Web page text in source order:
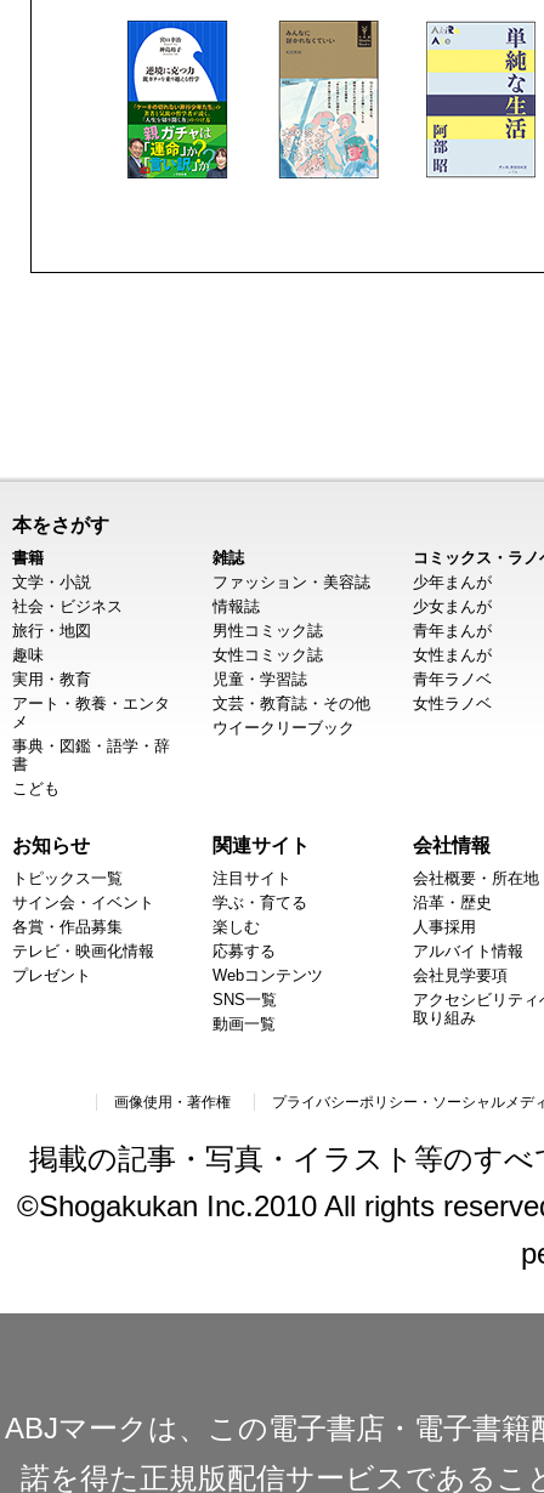
本をさがす
書籍
文学・小説
社会・ビジネス
旅行・地図
趣味
実用・教育
アート・教養・エンタ
メ
事典・図鑑・語学・辞
書
こども
雑誌
ファッション・美容誌
情報誌
男性コミック誌
女性コミック誌
児童・学習誌
文芸・教育誌・その他
ウイークリーブック
コミックス・ラノ
少年まんが
少女まんが
青年まんが
女性まんが
青年ラノベ
女性ラノベ
お知らせ
トピックス一覧
サイン会・イベント
各賞・作品募集
テレビ・映画化情報
プレゼント
関連サイト
注目サイト
学ぶ・育てる
楽しむ
応募する
Webコンテンツ
SNS一覧
動画一覧
会社情報
会社概要・所在地
沿革・歴史
人事採用
アルバイト情報
会社見学要項
アクセシビリティ
取り組み
画像使用・著作権 プライバシーポリシー・ソーシャルメデ
掲載の記事・写真・イラスト等のす
©Shogakukan Inc.2010 All rights
ABJマークは、この電子書店・電子書
諾を得た正規版配信サービスであるこ